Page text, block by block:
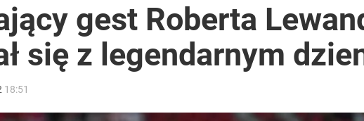
gest Roberta
się z legendarnym
18:51